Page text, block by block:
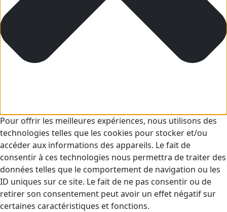
Pour offrir les meilleures expériences, nous utilisons des
technologies telles que les cookies pour stocker et/ou
accéder aux informations des appareils. Le fait de
consentir à ces technologies nous permettra de traiter des
données telles que le comportement de navigation ou les
ID uniques sur ce site. Le fait de ne pas consentir ou de
retirer son consentement peut avoir un effet négatif sur
certaines caractéristiques et fonctions.